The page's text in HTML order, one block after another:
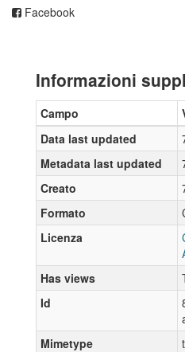
Facebook
Informazioni
Campo
Data last updated
Metadata last updated
Creato
Formato
Licenza
Has views
Id
Mimetype